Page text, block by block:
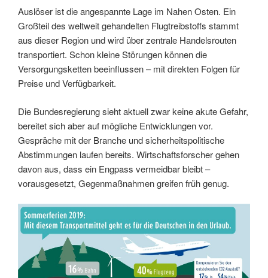
Auslöser ist die angespannte Lage im Nahen Osten. Ein
Großteil des weltweit gehandelten Flugtreibstoffs stammt
aus dieser Region und wird über zentrale Handelsrouten
transportiert. Schon kleine Störungen können die
Versorgungsketten beeinflussen – mit direkten Folgen für
Preise und Verfügbarkeit.
Die Bundesregierung sieht aktuell zwar keine akute Gefahr,
bereitet sich aber auf mögliche Entwicklungen vor.
Gespräche mit der Branche und sicherheitspolitische
Abstimmungen laufen bereits. Wirtschaftsforscher gehen
davon aus, dass ein Engpass vermeidbar bleibt –
vorausgesetzt, Gegenmaßnahmen greifen früh genug.